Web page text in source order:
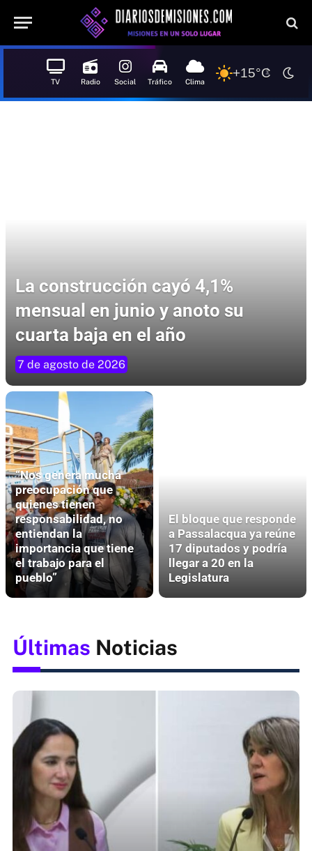
TV Radio Social Tráfico Clima
+15°C
La construcción cayó 4,1%
mensual en junio y anoto su
cuarta baja en el año
7 de agosto de 2026
“Nos genera mucha
preocupación que
quienes tienen
responsabilidad, no
entiendan la
importancia que tiene
el trabajo para el
pueblo”
El bloque que responde
a Passalacqua ya reúne
17 diputados y podría
llegar a 20 en la
Legislatura
Últimas Noticias